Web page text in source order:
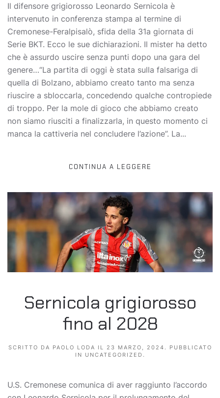
Il difensore grigiorosso Leonardo Sernicola è
intervenuto in conferenza stampa al termine di
Cremonese-Feralpisalò, sfida della 31a giornata di
Serie BKT. Ecco le sue dichiarazioni. Il mister ha detto
che è assurdo uscire senza punti dopo una gara del
genere…“La partita di oggi è stata sulla falsariga di
quella di Bolzano, abbiamo creato tanto ma senza
riuscire a sbloccarla, concedendo qualche contropiede
di troppo. Per la mole di gioco che abbiamo creato
non siamo riusciti a finalizzarla, in questo momento ci
manca la cattiveria nel concludere l’azione”. La...
CONTINUA A LEGGERE
Sernicola grigiorosso
fino al 2028
SCRITTO DA PAOLO LODA IL 23 MARZO, 2024 . PUBBLICATO
IN UNCATEGORIZED .
U.S. Cremonese comunica di aver raggiunto l’accordo